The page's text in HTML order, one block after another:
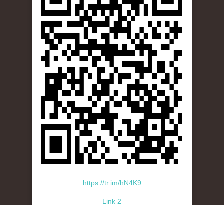
https://tr.im/hN4K9
Link 2